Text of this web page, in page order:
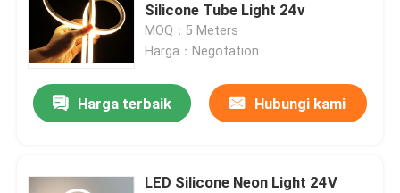
Silicone Tube Light 24v
MOQ：5 Meters
Harga：Negotation
Harga terbaik Hubungi kami
LED Silicone Neon Light 24V